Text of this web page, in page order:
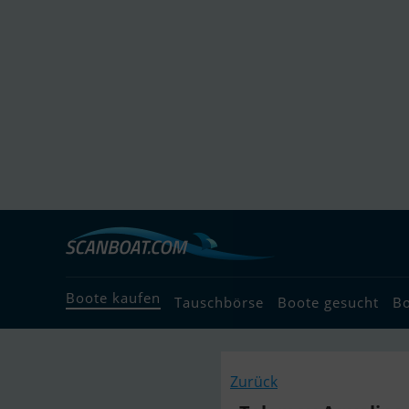
Boote kaufen Tauschbörse Boote gesucht
Zurück